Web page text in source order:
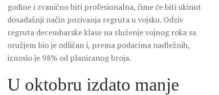
godine i zvanično biti profesionalna, čime će biti ukinut
dosadašnji način pozivanja regruta u vojsku. Odziv
regruta decembarske klase na služenje vojnog roka sa
oružjem bio je odličan i, prema podacima nadležnih,
iznosio je 98% od planiranog broja.
U oktobru izdato manje